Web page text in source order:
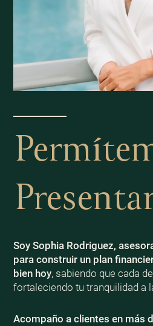
Soy Sophia Rodriguez,
para construir un plan
bien hoy, sabiendo que cada
fortaleciendo tu tranquilidad a
Acompaño a clientes en más